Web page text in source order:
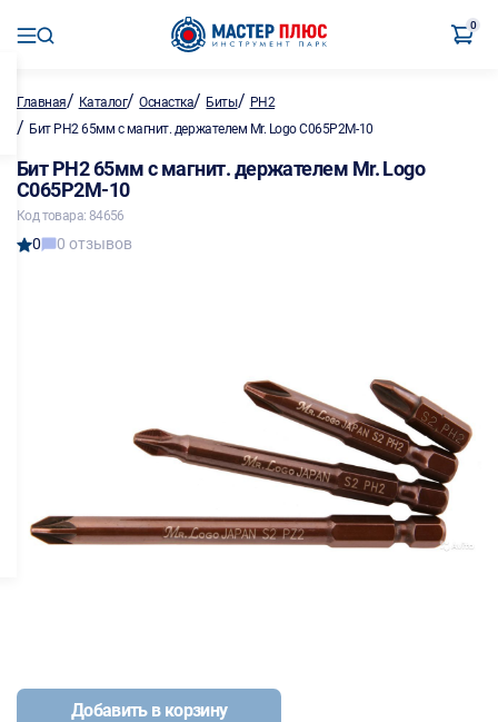
0
Главная/ Каталог/Оснастка/ Биты/ PH2
/ Бит PH2 65мм с магнит. держателем Mr. Logo C065P2M-10
Бит PH2 65мм с магнит. держателем Mr. Logo
C065P2M-10
Код товара: 84656
0 0 отзывов
Добавить в корзину